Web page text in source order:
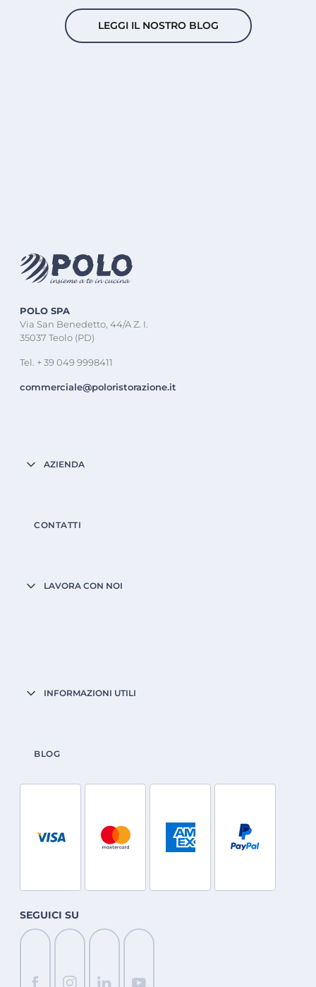
LEGGI IL NOSTRO BLOG
POLO SPA
Via San Benedetto, 44/A Z. I.
35037 Teolo (PD)
Tel. + 39 049 9998411
commerciale@poloristorazione.it
AZIENDA
CONTATTI
LAVORA CON NOI
INFORMAZIONI UTILI
BLOG
SEGUICI SU